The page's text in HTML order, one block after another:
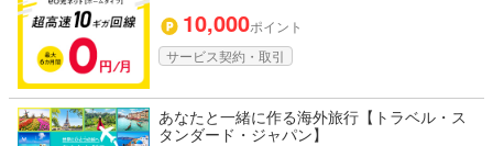
10,000ポイント
サービス契約・取引
あなたと一緒に作る海外旅行【トラベル・ス
タンダード・ジャパン】